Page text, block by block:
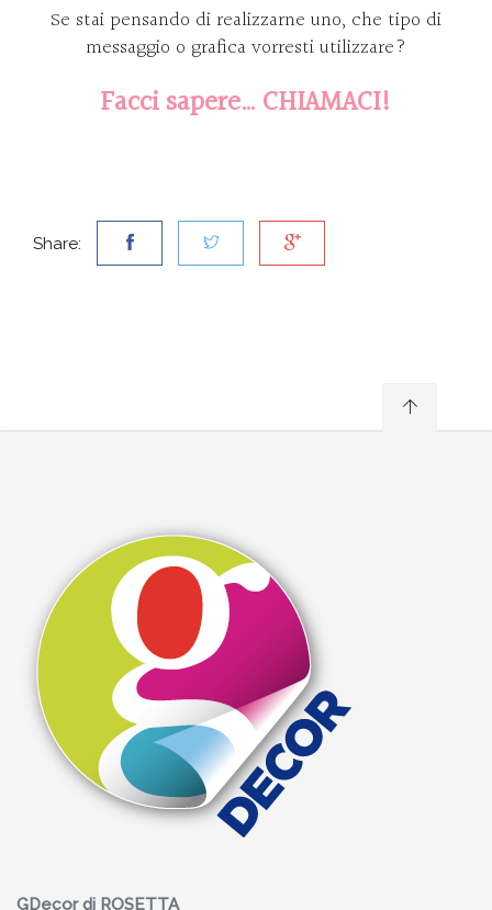
Se stai pensando di realizzarne uno, che tipo di
messaggio o grafica vorresti utilizzare?
Facci sapere… CHIAMACI!
Share:
GDecor di ROSETTA